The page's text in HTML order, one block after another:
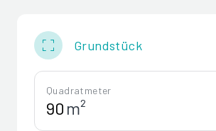
Grundstück
Quadratmeter
m²